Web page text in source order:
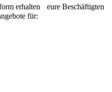
erhalten eure Beschäftigten
für: